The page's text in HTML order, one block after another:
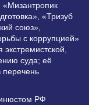
«Мизантропик
«Тризуб
союз»,
с коррупцией»
суда; её
перечень
РФ